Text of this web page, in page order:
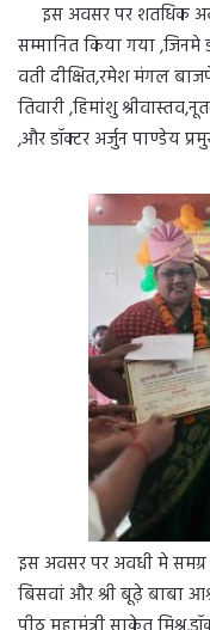
इस अवसर पर शतधिक
सम्मानित किया गया ,जिनमे
वती दीक्षित,रमेश मंगल
तिवारी ,हिमांशु
,और डॉक्टर अर्जुन पाण्डेय
इस अवसर पर अवधी मे
बिसवां और श्री बूढ़े बाबा